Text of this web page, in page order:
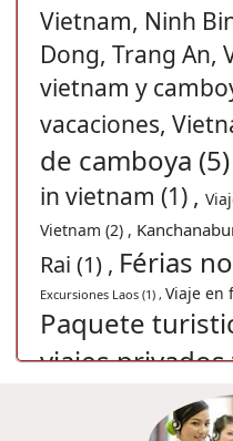
Vietnam, Ninh
Dong, Trang An,
vietnam y
vacaciones,
de camboya
in vietnam (1) ,
Vietnam (2) ,
Rai (1) , Férias
Excursiones Laos (1) , Viaje en
Paquete
viajes
viagens
Recorrido